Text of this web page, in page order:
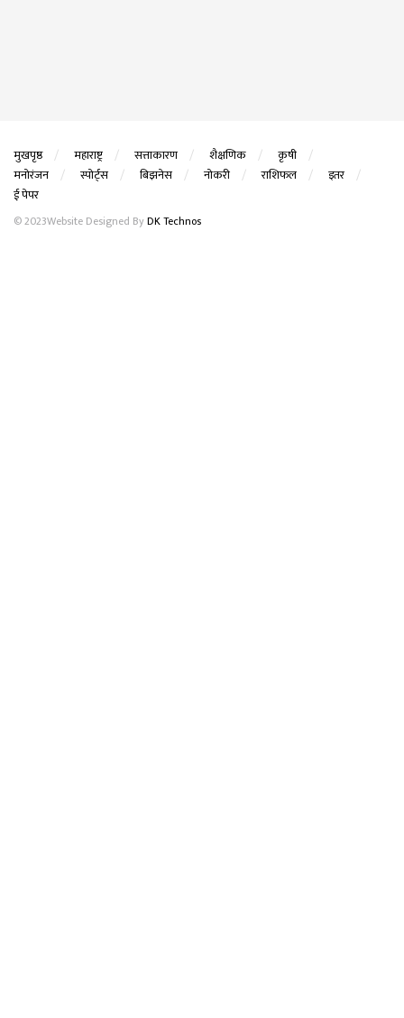
मुखपृष्ठ महाराष्ट्र सत्ताकारण शैक्षणिक
कृषी
मनोरंजन
स्पोर्ट्स बिझनेस नोकरी राशिफल
इतर
ई पेपर
© 2023Website Designed ByDK Technos